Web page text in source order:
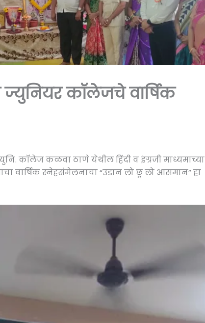
कॉलेजचे वार्षिक
कॉलेज कळवा ठाणे येथील हिंदी व इंग्रजी माध्यमाच्या
वार्षिक स्नेहसंमेलनाचा “उडान लो छू लो आसमान” हा